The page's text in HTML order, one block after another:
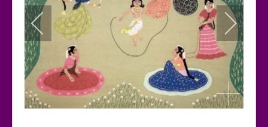
Les toiles
Participer
Nous contacter
Sites amis